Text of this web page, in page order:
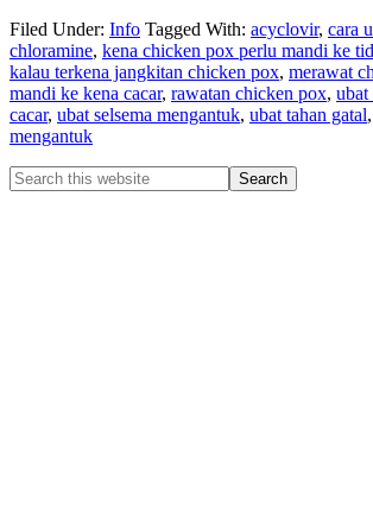
Filed Under: Info Tagged With: acyclovir, cara
chloramine, kena chicken pox perlu mandi ke
kalau terkena jangkitan chicken pox, merawat
mandi ke kena cacar, rawatan chicken pox, ubat
cacar, ubat selsema mengantuk, ubat tahan gatal,
mengantuk